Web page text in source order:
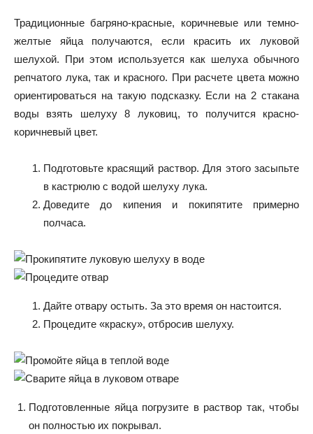
Традиционные багряно-красные, коричневые или темно-
желтые яйца получаются, если красить их луковой
шелухой. При этом используется как шелуха обычного
репчатого лука, так и красного. При расчете цвета можно
ориентироваться на такую подсказку. Если на 2 стакана
воды взять шелуху 8 луковиц, то получится красно-
коричневый цвет.
Подготовьте красящий раствор. Для этого засыпьте
в кастрюлю с водой шелуху лука.
Доведите до кипения и покипятите примерно
полчаса.
Дайте отвару остыть. За это время он настоится.
Процедите «краску», отбросив шелуху.
Подготовленные яйца погрузите в раствор так, чтобы
он полностью их покрывал.